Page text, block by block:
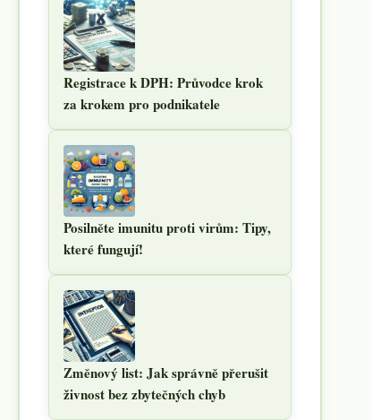
Registrace k DPH: Průvodce krok
za krokem pro podnikatele
Posilněte imunitu proti virům: Tipy,
které fungují!
Změnový list: Jak správně přerušit
živnost bez zbytečných chyb